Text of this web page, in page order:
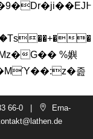
졾
66-0|
Erna-